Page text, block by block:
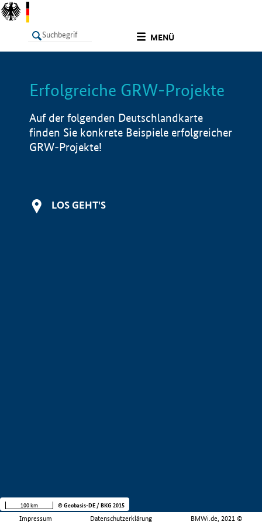
MENÜ
LISTE Info
Erfolgreiche GRW-Projekte
Auf der folgenden Deutschlandkarte
finden Sie konkrete Beispiele erfolgreicher
GRW-Projekte!
LOS GEHT'S
Impressum Datenschutzerklärung BMWi.de, 2021 ©
100 km © Geobasis-DE / BKG 2015